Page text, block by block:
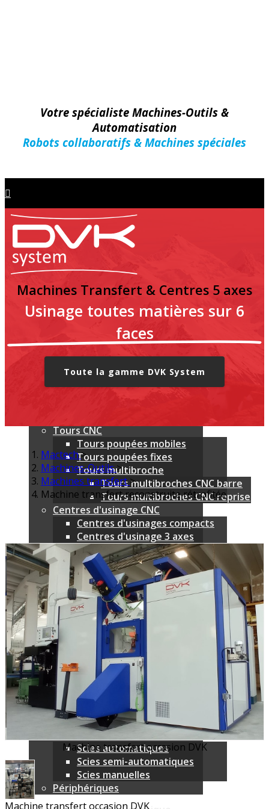
Votre spécialiste Machines-Outils &
Automatisation
Robots collaboratifs & Machines spéciales
Nouveautés
MARQUES
Emco
SALA & Linea Spindle
Shimada Kitako
QuickTech
Tours CNC
Tours poupées mobiles
Tours poupées fixes
Tours multibroche
Tours multibroches CNC barre
Tours multibroches CNC reprise
Centres d'usinage CNC
Centres d'usinages compacts
Centres d'usinage 3 axes
Centres d'usinage 5 axes
Centres d'usinage horizontaux
Centres d'usinage verticaux
Centres d'usinage grandes
dimensions
Nouvelles technologies
Centres d'usinage CNC 6 faces
Tours multibroches linéaire
Machines traditionnelles
Machines pour l'enseignement
Machines transfert
Axe horizontal
Axe vertical
Machines en stock
Scies CNC
Scies automatiques
Scies semi-automatiques
Scies manuelles
Périphériques
Machines Transfert & Centres 5 axes
Usinage toutes matières sur 6
faces
Toute la gamme DVK System
Mactech>
Machines-Outils>
Machines transfert>
Machine transfert reconstruite rétrofitée
Machine transfert occasion DVK
Machine transfert occasion DVK